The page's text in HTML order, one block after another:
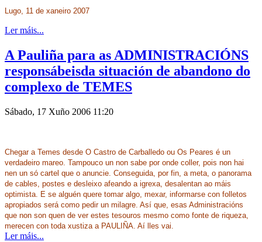
Lugo, 11 de xaneiro 2007
Ler máis...
A Pauliña para as ADMINISTRACIÓNS
responsábeisda situación de abandono do
complexo de TEMES
Sábado, 17 Xuño 2006 11:20
Chegar a Temes desde O Castro de Carballedo ou Os Peares é un
verdadeiro mareo. Tampouco un non sabe por onde coller, pois non hai
nen un só cartel que o anuncie. Conseguida, por fin, a meta, o panorama
de cables, postes e desleixo afeando a igrexa, desalentan ao máis
optimista. E se alguén quere tomar algo, mexar, informarse con folletos
apropiados será como pedir un milagre. Así que, esas Administracións
que non son quen de ver estes tesouros mesmo como fonte de riqueza,
merecen con toda xustiza a PAULIÑA. Aí lles vai.
Ler máis...